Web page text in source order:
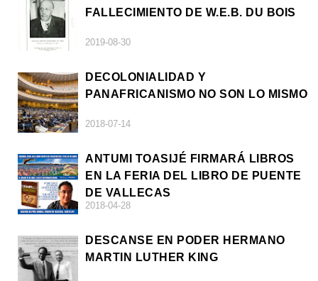
FALLECIMIENTO DE W.E.B. DU BOIS
2019-08-30
DECOLONIALIDAD Y
PANAFRICANISMO NO SON LO MISMO
2018-07-14
ANTUMI TOASIJÉ FIRMARÁ LIBROS
EN LA FERIA DEL LIBRO DE PUENTE
DE VALLECAS
2018-04-28
DESCANSE EN PODER HERMANO
MARTIN LUTHER KING